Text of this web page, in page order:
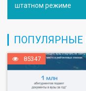
штатном режиме
85347